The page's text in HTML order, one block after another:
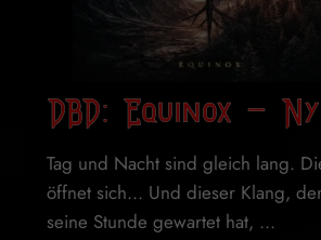
DBD: Equinox –
Tag und Nacht sind gleich lang.
öffnet sich... Und dieser Klang,
seine Stunde gewartet hat, ...